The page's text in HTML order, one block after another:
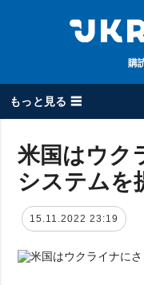
購
もっと見る ☰
全てのトピック
被占領地
政治
米国はウク
システムを
15.11.2022 23:19